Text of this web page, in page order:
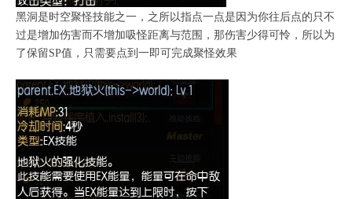
黑洞是时空聚怪技能之一，之所以指点一点是因为你往后点的只不
过是增加伤害而不增加吸怪距离与范围，那伤害少得可怜，所以为
了保留SP值，只需要点到一即可完成聚怪效果